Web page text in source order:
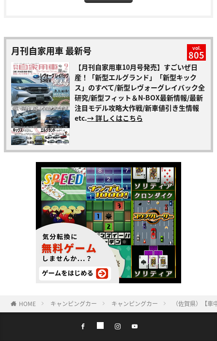
月刊自家用車 最新号 vol.
805
【月刊自家用車10月号発売】すごいぜ日
産！「新型エルグランド」「新型キック
ス」のすべて/新型レヴォーグレイバック全
研究/新型フィット＆N-BOX最新情報/最新
注目モデル攻略大作戦/新車値引き生情報
etc.→ 詳しくはこちら
HOME キャンピングカー キャンピングカー （佐賀県）【